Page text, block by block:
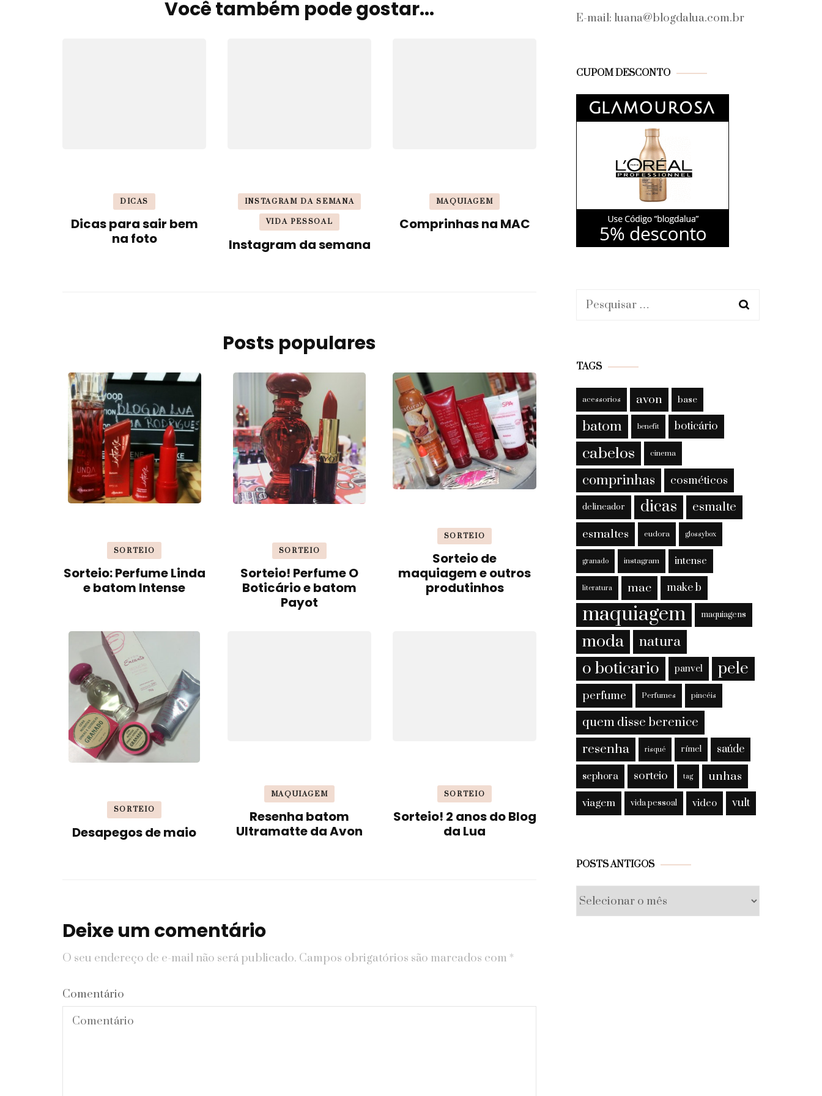
Você também pode gostar...
DICAS
Dicas para sair bem
na foto
INSTAGRAM DA SEMANA
VIDA PESSOAL
Instagram da semana
MAQUIAGEM
Comprinhas na MAC
Posts populares
SORTEIO
Sorteio: Perfume Linda
e batom Intense
SORTEIO
Sorteio! Perfume O
Boticário e batom
Payot
SORTEIO
Sorteio de
maquiagem e outros
produtinhos
SORTEIO
Desapegos de maio
MAQUIAGEM
Resenha batom
Ultramatte da Avon
SORTEIO
Sorteio! 2 anos do Blog
da Lua
Deixe um comentário
O seu endereço de e-mail não será publicado. Campos obrigatórios são marcados com *
Comentário
E-mail: luana@blogdalua.com.br
CUPOM DESCONTO
Pesquisar
TAGS
acessorios avon base
batom benefit boticário
cabelos cinema
comprinhas cosméticos
delineador dicas esmalte
esmaltes eudora glossybox
granado instagram intense
literatura mac make b
maquiagem maquiagens
moda natura
o boticario panvel pele
perfume Perfumes pincéis
quem disse berenice
resenha risqué rímel saúde
sephora sorteio tag unhas
viagem vida pessoal video vult
POSTS ANTIGOS
Posts